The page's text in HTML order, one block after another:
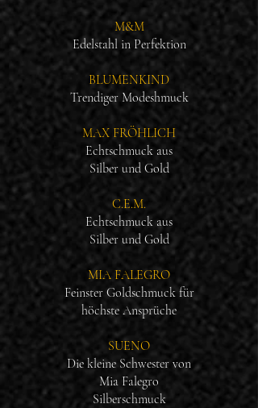
M&M
Edelstahl in Perfektion
BLUMENKIND
Trendiger Modeshmuck
MAX FRÖHLICH
Echtschmuck aus
Silber und Gold
C.E.M.
Echtschmuck aus
Silber und Gold
MIA FALEGRO
Feinster Goldschmuck für
höchste Ansprüche
SUENO
Die kleine Schwester von
Mia Falegro
Silberschmuck